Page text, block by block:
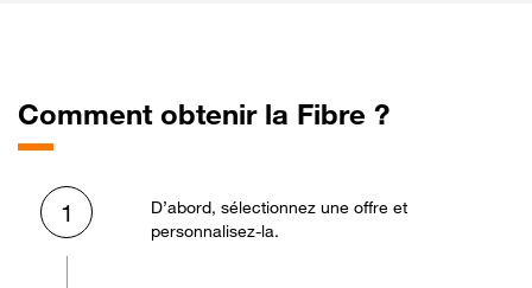
Comment obtenir la Fibre ?
1
D’abord, sélectionnez une offre et
personnalisez-la.